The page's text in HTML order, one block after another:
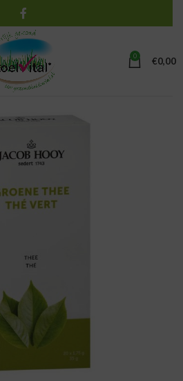
0 €0,00